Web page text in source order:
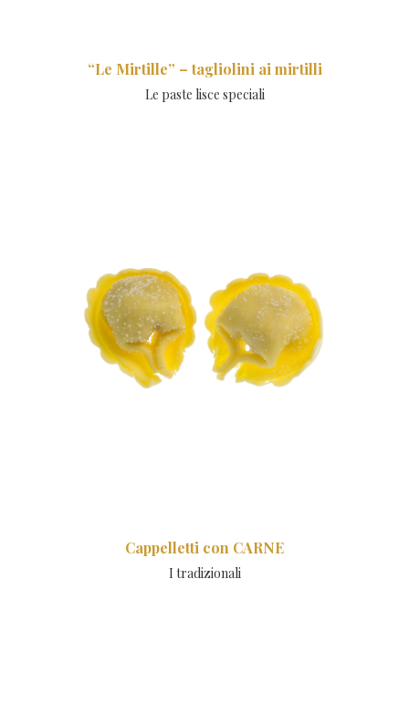
“Le Mirtille” – tagliolini ai mirtilli
Le paste lisce speciali
Cappelletti con CARNE
I tradizionali